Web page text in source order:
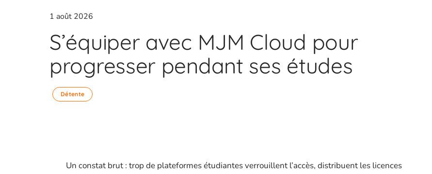
1 août 2026
S’équiper avec MJM Cloud pour
progresser pendant ses études
Détente
Un constat brut : trop de plateformes étudiantes verrouillent l’accès, distribuent les licences